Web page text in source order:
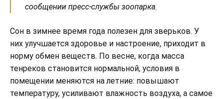
сообщении пресс-службы зоопарка.
Сон в зимнее время года полезен для зверьков. У
них улучшается здоровье и настроение, приходит в
норму обмен веществ. По весне, когда масса
тенреков становится нормальной, условия в
помещении меняются на летние: повышают
температуру, усиливают влажность воздуха, а самое